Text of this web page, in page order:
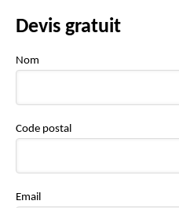
Devis gratuit
Nom
Code postal
Email